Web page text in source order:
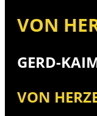
VON
GERD-
VON